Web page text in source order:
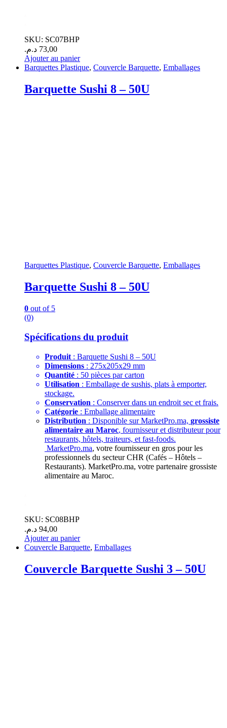
SKU: SC07BHP
73,00 د.م.
Ajouter au panier
Barquettes Plastique, Couvercle Barquette, Emballages
Barquette Sushi 8 – 50U
Barquettes Plastique, Couvercle Barquette, Emballages
Barquette Sushi 8 – 50U
0 out of 5
(0)
Spécifications du produit
Produit : Barquette Sushi 8 – 50U
Dimensions : 275x205x29 mm
Quantité : 50 pièces par carton
Utilisation : Emballage de sushis, plats à emporter,
stockage.
Conservation : Conserver dans un endroit sec et frais.
Catégorie : Emballage alimentaire
Distribution : Disponible sur MarketPro.ma, grossiste
alimentaire au Maroc, fournisseur et distributeur pour
restaurants, hôtels, traiteurs, et fast-foods.
MarketPro.ma, votre fournisseur en gros pour les
professionnels du secteur CHR (Cafés – Hôtels –
Restaurants). MarketPro.ma, votre partenaire grossiste
alimentaire au Maroc.
SKU: SC08BHP
94,00 د.م.
Ajouter au panier
Couvercle Barquette, Emballages
Couvercle Barquette Sushi 3 – 50U